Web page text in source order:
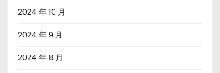
2024 年 10 月
2024 年 9 月
2024 年 8 月